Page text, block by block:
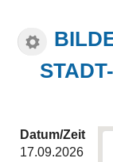
Datum/Zeit
17.09.2026